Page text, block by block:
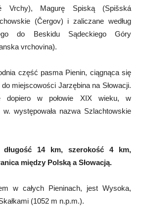
Vrchy), Magurę Spiską (Spišská
(Čergov) i zaliczane według
do Beskidu Sądeckiego Góry
vrchovina).
część pasma Pienin, ciągnąca się
miejscowości Jarzębina na Słowacji.
dopiero w połowie XIX wieku, w
występowała nazwa Szlachtowskie
długość 14 km, szerokość 4 km,
między Polską a Słowacją.
w całych Pieninach, jest Wysoka,
(1052 m n.p.m.).